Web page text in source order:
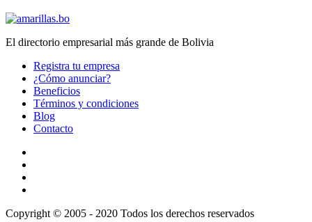
El directorio empresarial más grande de Bolivia
Registra tu empresa
¿Cómo anunciar?
Beneficios
Términos y condiciones
Blog
Contacto
Copyright © 2005 - 2020 Todos los derechos reservados